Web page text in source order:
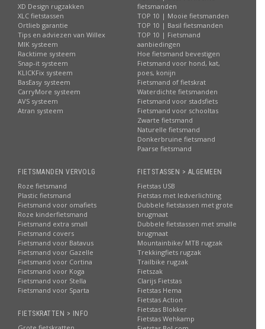
XD Design rugzakken
XLC fietstassen
Ortlieb garantie
Tips en adviezen van Willex
MIK systeem
Racktime systeem
Snap-it systeem
KLICKFix systeem
BasEasy systeem
CarryMore systeem
AVS systeem
Atran systeem
fietsmanden
TOP 10 | Mooie fietsmanden
TOP 10 | Basil fietsmanden
TOP 10 | Fietsmand
aanbiedingen
Hoe fietsmand bevestigen
Fietsmand voor hond, kat,
poes, konijn
Fietsmand of fietskrat
Waterdichte fietsmanden
Fietsmand voor stadsfiets
Fietsmand voor schooltas
Zwarte fietsmand
Naturelle fietsmand
Donkerbruine fietsmand
Paarse fietsmand
FIETSMANDEN VERVOLG
Roze fietsmand
Plastic fietsmand
Fietsmand voor omafiets
Roze kinderfietsmand
Fietsmand extra small
Fietsmand covers
Fietsmand voor Batavus
Fietsmand voor Gazelle
Fietsmand voor Cortina
Fietsmand voor Koga
Fietsmand voor Stella
Fietsmand voor Sparta
FIETSKRATTEN > INFO
FIETSTASSEN > ALGEMEEN
Fietstas USB
Fietstas met ledverlichting
Dubbele fietstassen met grote
brugmaat
Dubbele fietstassen met smalle
brugmaat
Mountainbike/ MTB rugzak
Trekkingfiets rugzak
Trailbike rugzak
Fietszak
Clarijs Fietstas
Fietstas Hema
Fietstas Action
Fietstas Blokker
Fietstas Wehkamp